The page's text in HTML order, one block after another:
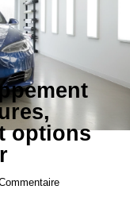
options